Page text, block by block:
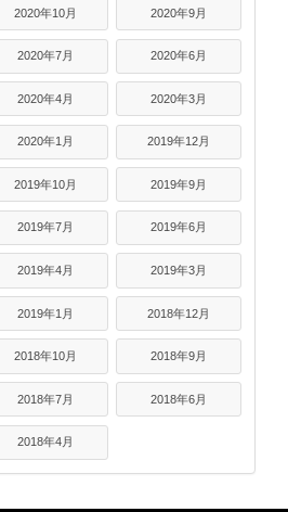
2020年10月 2020年9月
2020年7月 2020年6月
2020年4月 2020年3月
2020年1月 2019年12月
2019年10月 2019年9月
2019年7月 2019年6月
2019年4月 2019年3月
2019年1月 2018年12月
2018年10月 2018年9月
2018年7月 2018年6月
2018年4月